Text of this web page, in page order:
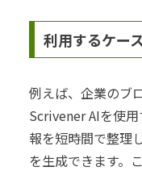
利用するケー
例えば、企業のブ
Scrivener AIを使
報を短時間で整理
を生成できます。